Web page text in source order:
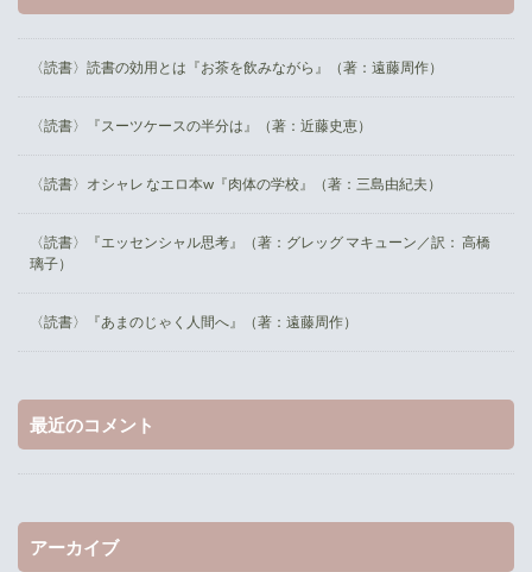
〈読書〉読書の効用とは『お茶を飲みながら』（著：遠藤周作）
〈読書〉『スーツケースの半分は』（著：近藤史恵）
〈読書〉オシャレ なエロ本w『肉体の学校』（著：三島由紀夫）
〈読書〉『エッセンシャル思考』（著：グレッグ マキューン／訳： 高橋
璃子）
〈読書〉『あまのじゃく人間へ』（著：遠藤周作）
最近のコメント
アーカイブ